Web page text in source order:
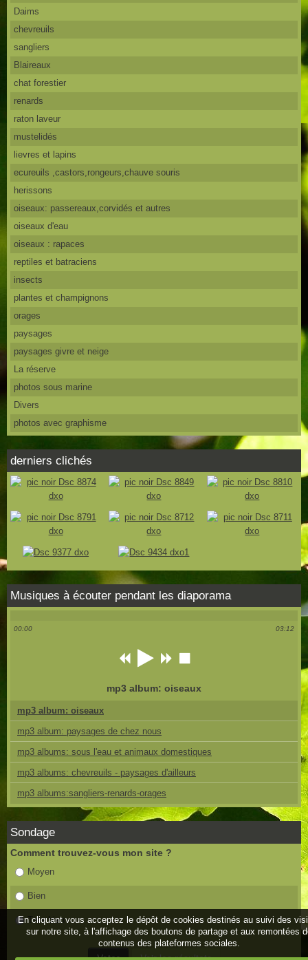
Daims
chevreuils
sangliers
Blaireaux
chat forestier
renards
raton laveur
mustelidés
lievres et lapins
ecureuils ,castors,rongeurs,chauve souris
herissons
oiseaux: passereaux,corvidés et autres
oiseaux d'eau
oiseaux : rapaces
reptiles et batraciens
insects
plantes et champignons
orages
paysages
paysages givre et neige
La réserve
photos sous marine
Divers
photos avec graphisme
derniers clichés
Musiques à écouter pendant les diaporama
00:00 03:12
mp3 album: oiseaux
mp3 album: oiseaux
mp3 album: paysages de chez nous
mp3 albums: sous l'eau et animaux domestiques
mp3 albums: chevreuils - paysages d'ailleurs
mp3 albums:sangliers-renards-orages
Sondage
Comment trouvez-vous mon site ?
Moyen
Bien
Très bien
En cliquant vous acceptez le dépôt de cookies destinés au suivi des
sur notre site, à l'affichage des boutons de partage et aux remontées
contenus des plateformes sociales.